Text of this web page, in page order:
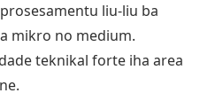
liu-liu ba
mikro no medium.
teknikal forte iha area